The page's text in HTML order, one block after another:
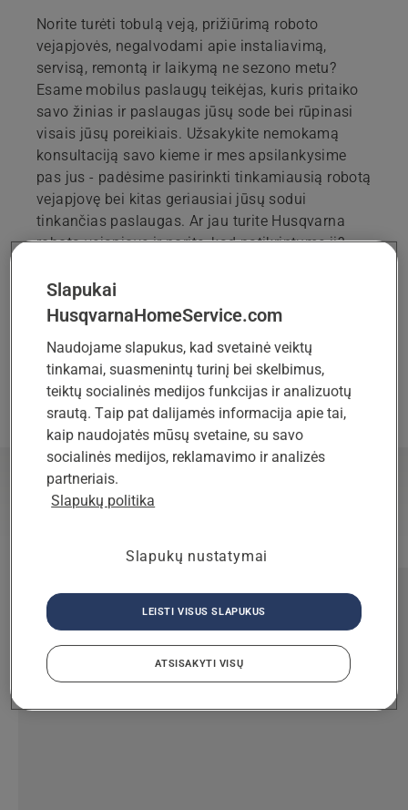
Norite turėti tobulą veją, prižiūrimą roboto
vejapjovės, negalvodami apie instaliavimą,
servisą, remontą ir laikymą ne sezono metu?
Esame mobilus paslaugų teikėjas, kuris pritaiko
savo žinias ir paslaugas jūsų sode bei rūpinasi
visais jūsų poreikiais. Užsakykite nemokamą
konsultaciją savo kieme ir mes apsilankysime
pas jus - padėsime pasirinkti tinkamiausią robotą
vejapjovę bei kitas geriausiai jūsų sodui
tinkančias paslaugas. Ar jau turite Husqvarna
robotą vejapjovę ir norite, kad patikrintume jį?
UŽSAKYKITE BŪKLĖS PATIKRĄ
Susipažinkite su „Husqvarna
Slapukai
HusqvarnaHomeService.com
Naudojame slapukus, kad svetainė veiktų
tinkamai, suasmenintų turinį bei skelbimus,
teiktų socialinės medijos funkcijas ir analizuotų
srautą. Taip pat dalijamės informacija apie tai,
kaip naudojatės mūsų svetaine, su savo
socialinės medijos, reklamavimo ir analizės
partneriais.
Slapukų politika
Slapukų nustatymai
ATSISAKYTI VISŲ
LEISTI VISUS SLAPUKUS